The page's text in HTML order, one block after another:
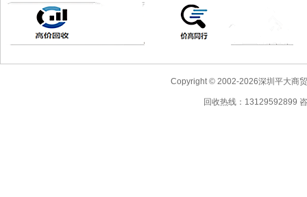
Copyright © 2002-2026深圳平大商
回收热线：13129592899